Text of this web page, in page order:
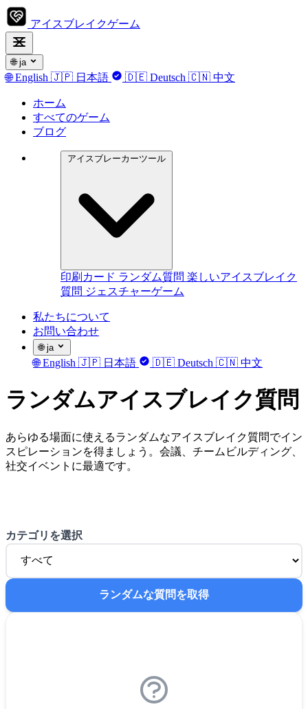
アイスブレイクゲーム
🌐 ja
🌐 English 🇯🇵 日本語 🇩🇪 Deutsch 🇨🇳 中文
ホーム
すべてのゲーム
ブログ
アイスブレーカーツール
印刷カード ランダム質問 楽しいアイスブレイク
質問 ジェスチャーゲーム
私たちについて
お問い合わせ
🌐 ja
🌐 English 🇯🇵 日本語 🇩🇪 Deutsch 🇨🇳 中文
ランダムアイスブレイク質問
あらゆる場面に使えるランダムなアイスブレイク質問でイン
スピレーションを得ましょう。会議、チームビルディング、
社交イベントに最適です。
カテゴリを選択
ランダムな質問を取得